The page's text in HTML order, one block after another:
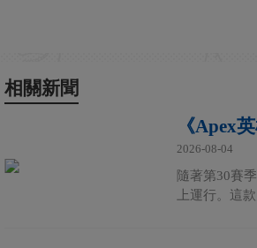
相關新聞
《Apex
2026-08-04
隨著第30賽
上運行。這